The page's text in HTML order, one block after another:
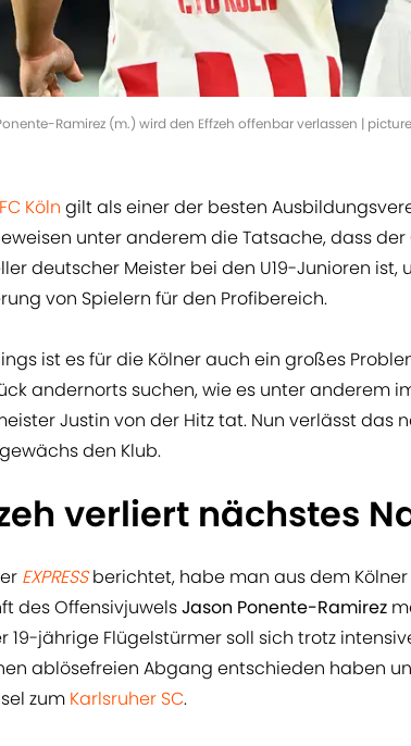
Ramirez (m.) wird den Effzeh offenbar verlassen |
Köln gilt als einer der besten
unter anderem die Tatsache, dass
deutscher Meister bei den U19-Junioren
von Spielern für den Profibereich.
ist es für die Kölner auch ein großes
andernorts suchen, wie es unter anderem
Justin von der Hitz tat. Nun verlässt das
den Klub.
verliert nächstes
EXPRESSberichtet, habe man aus dem
des OffensivjuwelsJason Ponente-Ramirez
19-jährige Flügelstürmer soll sich trotz
ablösefreien Abgang entschieden haben
zum Karlsruher SC.